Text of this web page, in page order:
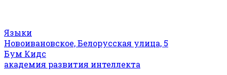
Языки
Новоивановское, Белорусская улица, 5
Бум Кидс
академия развития интеллекта